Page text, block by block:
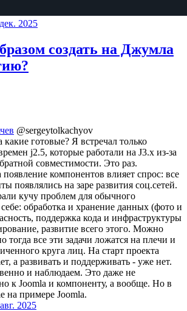
2025
создать на Джумла
@sergeytolkachyov
какие готовые? Я встречал только
j2.5, которые работали на J3.x из-за
совместимости. Это раз.
компонентов влияет спрос: все
появлялись на заре развития соц.сетей.
кучу проблем для обычного
себе: обработка и хранение данных (фото и
поддержка кода и инфраструктуры
развитие всего этого. Можно
тогда все эти задачи ложатся на плечи и
круга лиц. На старт проекта
а развивать и поддерживать - уже нет.
и наблюдаем. Это даже не
к Joomla и компоненту, а вообще. Но в
на примере Joomla.
2025